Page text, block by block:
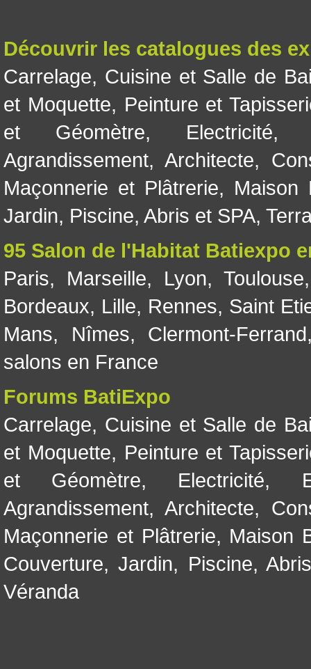
Découvrir les catalogues des
Carrelage, Cuisine et Salle de
et Moquette, Peinture et
et Géomètre, Electricité
Agrandissement, Architecte,
Maçonnerie et Plâtrerie, Maison
Jardin, Piscine, Abris et SPA,
95 Salon de l'Habitat Batiexpo
Paris, Marseille, Lyon, Toulouse
Bordeaux, Lille, Rennes, Saint
Mans, Nîmes, Clermont-Ferrand
salons en France
Forums BatiExpo
Carrelage, Cuisine et Salle de
et Moquette, Peinture et
et Géomètre, Electricité,
Agrandissement, Architecte,
Maçonnerie et Plâtrerie, Maison
Couverture,Jardin, Piscine,
Véranda